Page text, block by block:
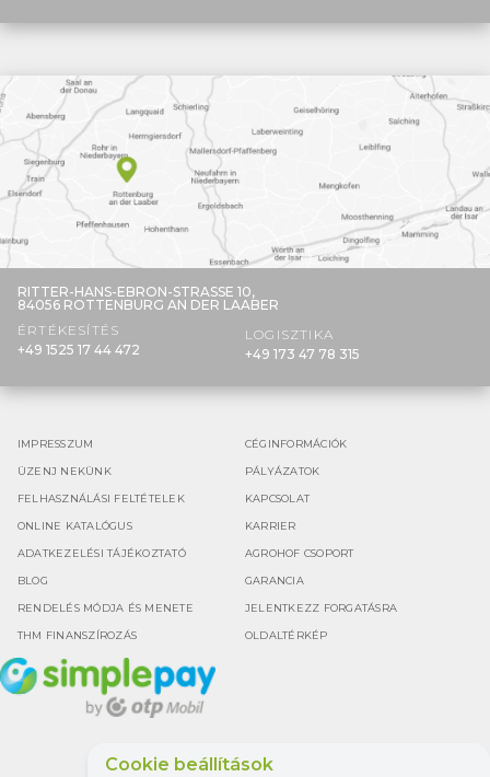
RITTER-HANS-EBRON-STRASSE 10,
84056 ROTTENBURG AN DER LAABER
ÉRTÉKESÍTÉS
+49 1525 17 44 472
LOGISZTIKA
+49 173 47 78 315
IMPRESSZUM CÉGINFORMÁCIÓK
ÜZENJ NEKÜNK PÁLYÁZATOK
FELHASZNÁLÁSI FELTÉTELEK KAPCSOLAT
ONLINE KATALÓGUS KARRIER
ADATKEZELÉSI TÁJÉKOZTATÓ AGROHOF CSOPORT
BLOG GARANCIA
RENDELÉS MÓDJA ÉS MENETE JELENTKEZZ FORGATÁSRA
THM FINANSZÍROZÁS OLDALTÉRKÉP
Cookie beállítások